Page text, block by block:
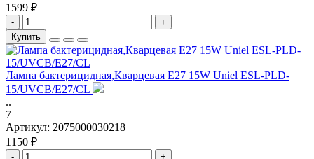
1599 ₽
-
+
Купить
Лампа бактерицидная,Кварцевая E27 15W Uniel ESL-PLD-
15/UVCB/E27/CL
..
7
Артикул: 2075000030218
1150 ₽
-
+